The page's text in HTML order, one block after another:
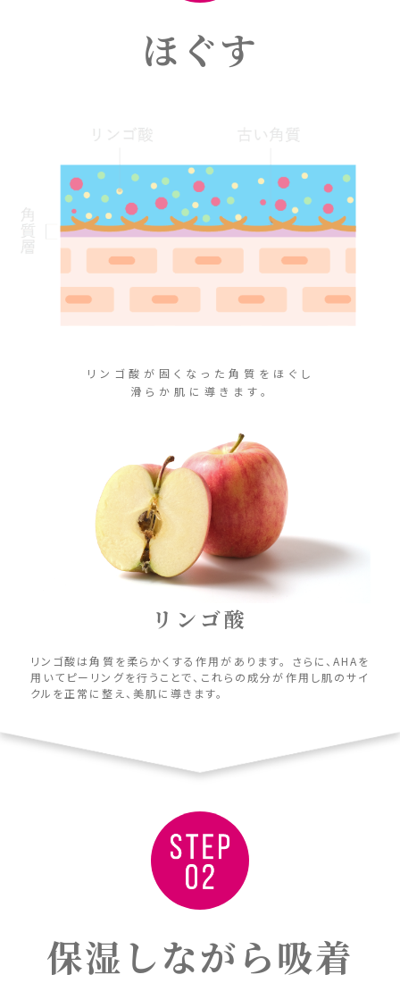
ほぐす
リンゴ酸が固くなった角質をほぐし
滑らか肌に導きます。
リンゴ酸
リンゴ酸は角質を柔らかくする作用があります。 さらに、AHAを
用いてピーリングを行うことで、これらの成分が作用し肌のサイ
クルを正常に整え、美肌に導きます。
保湿しながら吸着